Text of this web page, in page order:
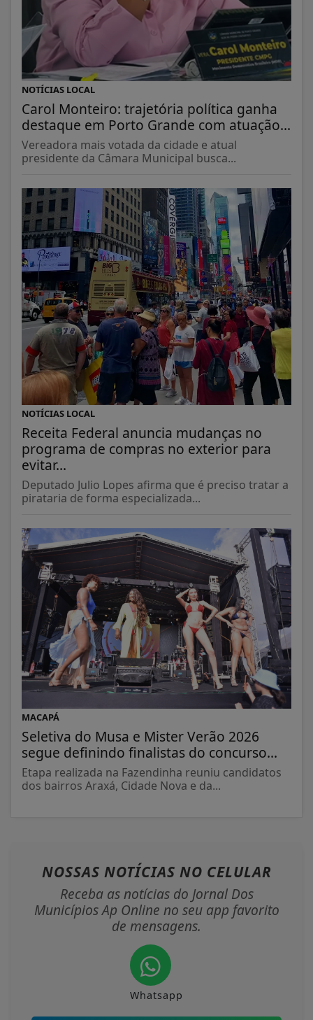
NOTÍCIAS LOCAL
Carol Monteiro: trajetória política ganha
destaque em Porto Grande com atuação...
Vereadora mais votada da cidade e atual
presidente da Câmara Municipal busca...
NOTÍCIAS LOCAL
Receita Federal anuncia mudanças no
programa de compras no exterior para
evitar...
Deputado Julio Lopes afirma que é preciso tratar a
pirataria de forma especializada...
MACAPÁ
Seletiva do Musa e Mister Verão 2026
segue definindo finalistas do concurso...
Etapa realizada na Fazendinha reuniu candidatos
dos bairros Araxá, Cidade Nova e da...
NOSSAS NOTÍCIAS NO CELULAR
Receba as notícias do Jornal Dos
Municípios Ap Online no seu app favorito
de mensagens.
Whatsapp